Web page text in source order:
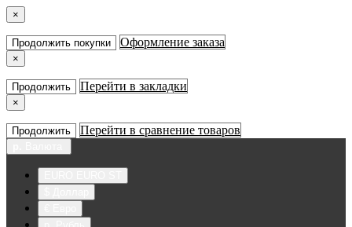
×
Продолжить покупки Оформление заказа
×
Продолжить Перейти в закладки
×
Продолжить Перейти в сравнение товаров